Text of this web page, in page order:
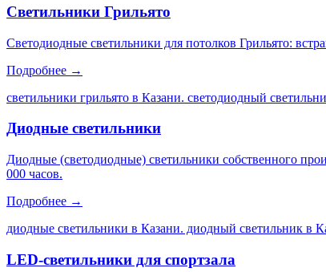
Светильники Грильято
Светодиодные светильники для потолков Грильято:
Подробнее →
светильники грильято в Казани. светодиодный
Диодные светильники
Диодные (светодиодные) светильники собственного
000 часов.
Подробнее →
диодные светильники в Казани. диодный светильник в
LED-светильники для спортзала